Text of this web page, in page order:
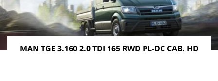
MAN TGE 3.160 2.0 TDI 165 RWD PL-DC CAB. HD